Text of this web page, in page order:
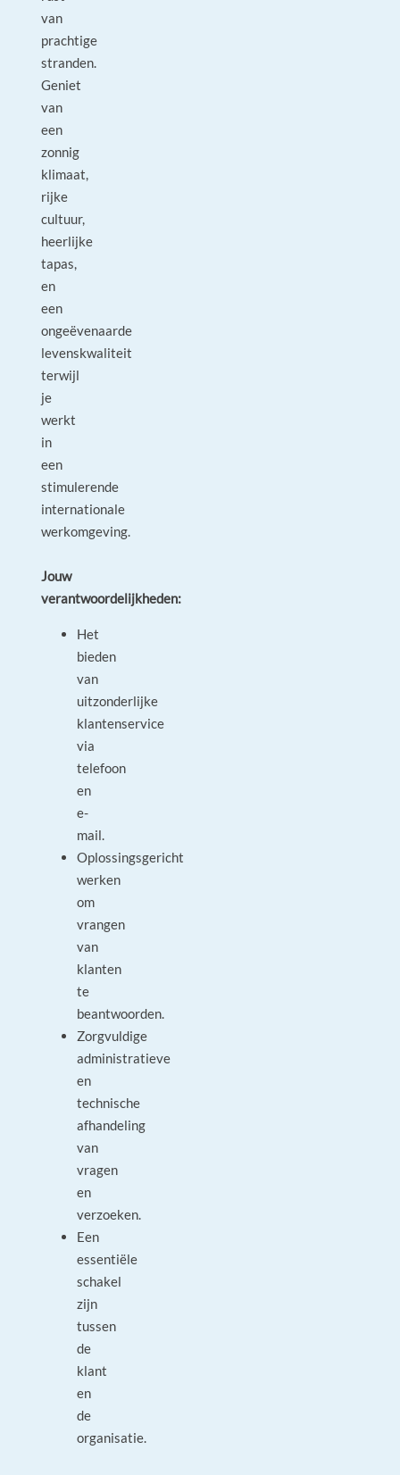
van
prachtige
stranden.
Geniet
van
een
zonnig
klimaat,
rijke
cultuur,
heerlijke
tapas,
en
een
ongeëvenaarde
levenskwaliteit
terwijl
je
werkt
in
een
stimulerende
internationale
werkomgeving.
Jouw
verantwoordelijkheden:
Het
bieden
van
uitzonderlijke
klantenservice
via
telefoon
en
e-
mail.
Oplossingsgericht
werken
om
vrangen
van
klanten
te
beantwoorden.
Zorgvuldige
administratieve
en
technische
afhandeling
van
vragen
en
verzoeken.
Een
essentiële
schakel
zijn
tussen
de
klant
en
de
organisatie.